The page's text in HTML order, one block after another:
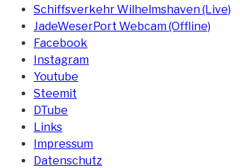
Schiffsverkehr Wilhelmshaven (Live)
JadeWeserPort Webcam (Offline)
Facebook
Instagram
Youtube
Steemit
DTube
Links
Impressum
Datenschutz